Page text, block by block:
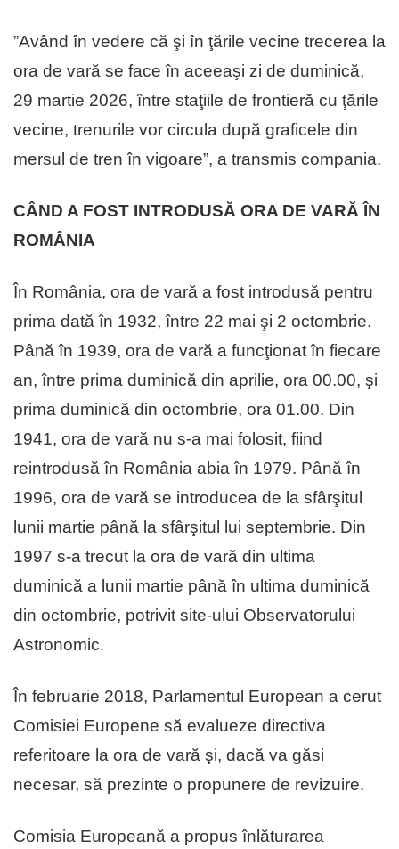
”Având în vedere că şi în ţările vecine trecerea la
ora de vară se face în aceeaşi zi de duminică,
29 martie 2026, între staţiile de frontieră cu ţările
vecine, trenurile vor circula după graficele din
mersul de tren în vigoare”, a transmis compania.
CÂND A FOST INTRODUSĂ ORA DE VARĂ ÎN
ROMÂNIA
În România, ora de vară a fost introdusă pentru
prima dată în 1932, între 22 mai şi 2 octombrie.
Până în 1939, ora de vară a funcţionat în fiecare
an, între prima duminică din aprilie, ora 00.00, şi
prima duminică din octombrie, ora 01.00. Din
1941, ora de vară nu s-a mai folosit, fiind
reintrodusă în România abia în 1979. Până în
1996, ora de vară se introducea de la sfârşitul
lunii martie până la sfârşitul lui septembrie. Din
1997 s-a trecut la ora de vară din ultima
duminică a lunii martie până în ultima duminică
din octombrie, potrivit site-ului Observatorului
Astronomic.
În februarie 2018, Parlamentul European a cerut
Comisiei Europene să evalueze directiva
referitoare la ora de vară şi, dacă va găsi
necesar, să prezinte o propunere de revizuire.
Comisia Europeană a propus înlăturarea